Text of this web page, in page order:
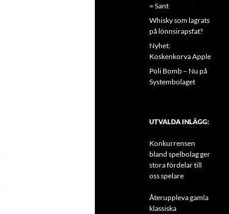
= Sant
Whisky som lagrats
på lönnsirapsfat?
Nyhet:
Koskenkorva Apple
Poli Bomb – Nu på
Systembolaget
UTVALDA INLÄGG:
Konkurrensen
bland spelbolag ger
stora fördelar till
oss spelare
Återuppleva gamla
klassiska